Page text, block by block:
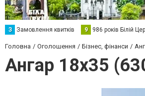
З Замовлення квитків 9 986 років Білій
Головна Оголошення Бізнес, фінанси
Ангар 18х35